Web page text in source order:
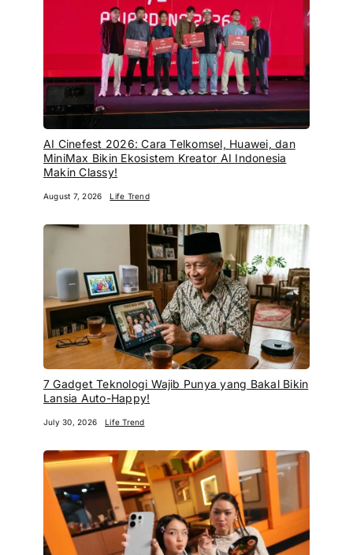
AI Cinefest 2026: Cara Telkomsel, Huawei, dan
MiniMax Bikin Ekosistem Kreator AI Indonesia
Makin Classy!
August 7, 2026 Life Trend
7 Gadget Teknologi Wajib Punya yang Bakal Bikin
Lansia Auto-Happy!
July 30, 2026 Life Trend